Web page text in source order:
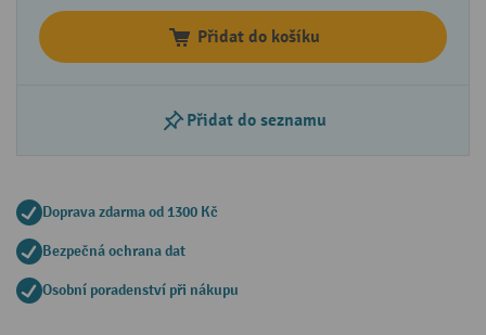
Přidat do košíku
Přidat do seznamu
Doprava zdarma od 1300 Kč
Bezpečná ochrana dat
Osobní poradenství při nákupu